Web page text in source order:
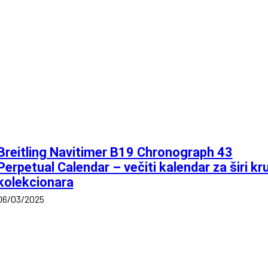
Navitimer B19 Chronograph 43
Calendar – večiti kalendar za širi
03/2025